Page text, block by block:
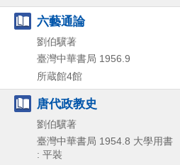
六藝通論
劉伯驥著
臺灣中華書局 1956.9
所蔵館4館
唐代政教史
劉伯驥著
臺灣中華書局 1954.8 大學用書
: 平裝